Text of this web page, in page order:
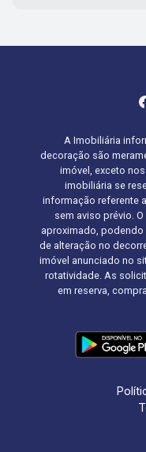
A Imobiliária
decoração são
imóvel, exceto
imobiliária se
informação referente
sem aviso prévio.
aproximado, podendo
de alteração no
imóvel anunciado no
rotatividade. As
em reserva,